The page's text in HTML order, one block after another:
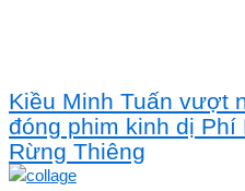
Kiều Minh Tuấn vượt
đóng phim kinh dị Phí
Rừng Thiêng